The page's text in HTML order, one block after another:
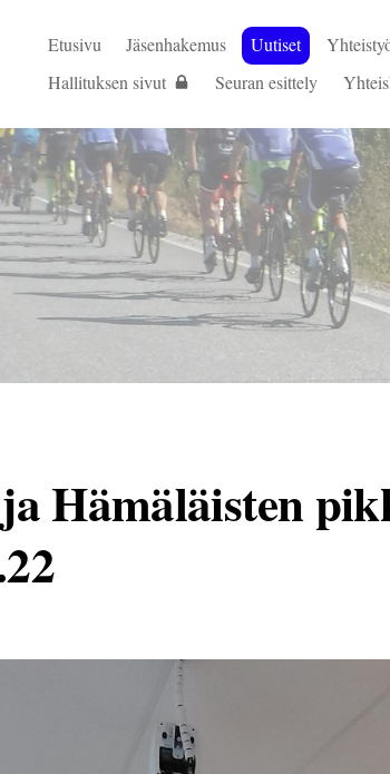
Etusivu Jäsenhakemus Uutiset
Hallituksen sivut
Seuran esittely
Hämäläisten